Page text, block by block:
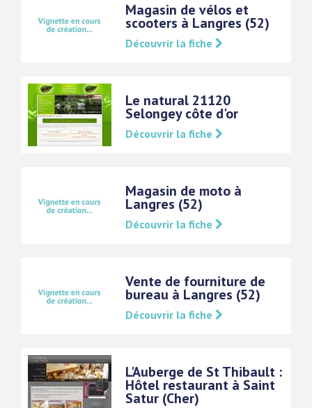
Magasin de vélos et
scooters à Langres (52)
Découvrir la fiche
Le natural 21120
Selongey côte d'or
Découvrir la fiche
Magasin de moto à
Langres (52)
Découvrir la fiche
Vente de fourniture de
bureau à Langres (52)
Découvrir la fiche
L'Auberge de St Thibault :
Hôtel restaurant à Saint
Satur (Cher)